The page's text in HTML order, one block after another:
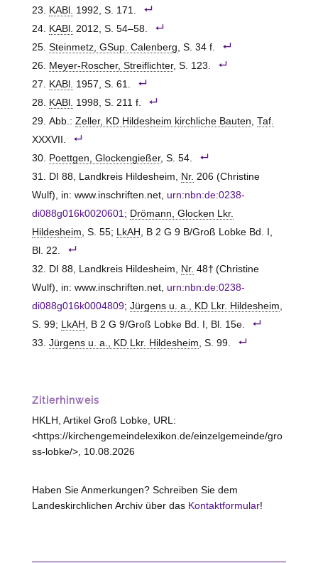
KABl. 1992, S. 171.
KABl. 2012, S. 54–58.
Steinmetz, GSup. Calenberg, S. 34 f.
Meyer-Roscher, Streiflichter, S. 123.
KABl. 1957, S. 61.
KABl. 1998, S. 211 f.
Abb.: Zeller, KD Hildesheim kirchliche Bauten, Taf.
XXXVII.
Poettgen, Glockengießer, S. 54.
DI 88, Landkreis Hildesheim, Nr. 206 (Christine
Wulf), in: www.inschriften.net, urn:nbn:de:0238-
di088g016k0020601; Drömann, Glocken Lkr.
Hildesheim, S. 55; LkAH , B 2 G 9 B/Groß Lobke Bd. I,
Bl. 22.
DI 88, Landkreis Hildesheim, Nr. 48† (Christine
Wulf), in: www.inschriften.net, urn:nbn:de:0238-
di088g016k0004809; Jürgens u. a., KD Lkr. Hildesheim,
S. 99; LkAH , B 2 G 9/Groß Lobke Bd. I, Bl. 15e.
Jürgens u. a., KD Lkr. Hildesheim, S. 99.
Zitierhinweis
HKLH, Artikel Groß Lobke, URL:
<https://kirchengemeindelexikon.de/einzelgemeinde/gro
ss-lobke/>, 10.08.2026
Haben Sie Anmerkungen? Schreiben Sie dem
Landeskirchlichen Archiv über das Kontaktformular!